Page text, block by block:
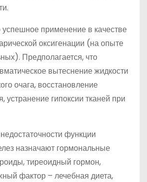
применение в качестве
оксигенации (на опыте
Предполагается, что
вытеснение жидкости
очага, восстановление
устранение гипоксии тканей при
функции
назначают гормональные
тиреоидный гормон,
фактор – лечебная диета,